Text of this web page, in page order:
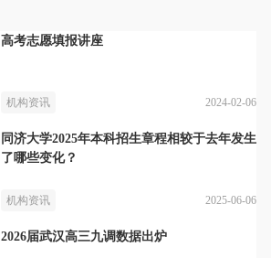
高考志愿填报讲座
机构资讯 2024-02-06
同济大学2025年本科招生章程相较于去年发生
了哪些变化？
机构资讯 2025-06-06
2026届武汉高三九调数据出炉